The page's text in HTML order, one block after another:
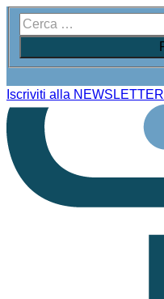
Iscriviti alla NEWSLETTER